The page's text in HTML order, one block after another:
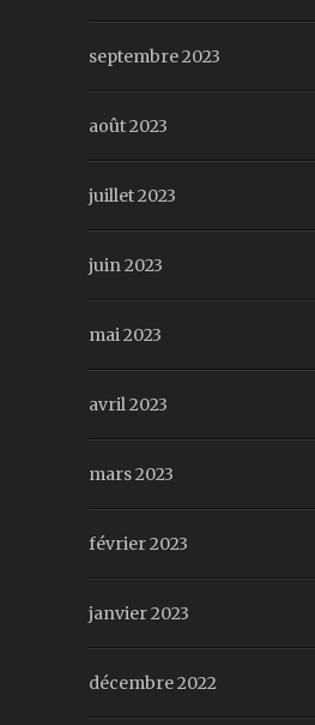
septembre 2023
août 2023
juillet 2023
juin 2023
mai 2023
avril 2023
mars 2023
février 2023
janvier 2023
décembre 2022